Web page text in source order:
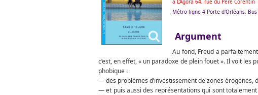
à L'Agora 64, rue du Père
Métro ligne 4 Porte d'Orléans,
Argument
Au fond, Freud a
c’est, en effet, « un paradoxe de plein fouet ». Il voit
phobique :
— des problèmes d’investissement de zones érogènes,
— et puis aussi des représentations qui sont